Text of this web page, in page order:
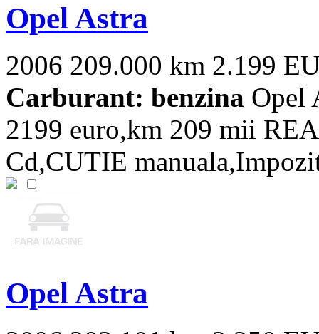
Opel Astra
2006 209.000 km 2.199
Carburant: benzina Opel
2199 euro,km 209 mii
Cd,CUTIE
Opel Astra